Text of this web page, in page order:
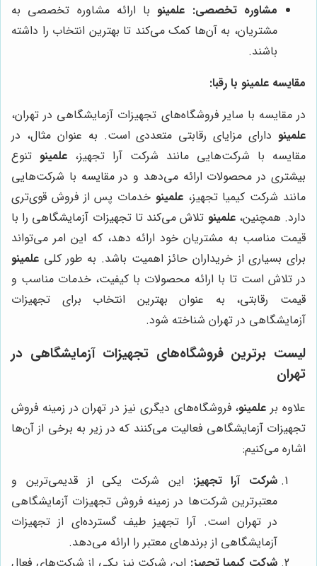
مشاوره تخصصی: علمینو با ارائه مشاوره تخصصی به
مشتریان، به آن‌ها کمک می‌کند تا بهترین انتخاب را داشته
باشند.
مقایسه علمینو با رقبا:
در مقایسه با سایر فروشگاه‌های تجهیزات آزمایشگاهی در تهران،
علمینو دارای مزایای رقابتی متعددی است. به عنوان مثال، در
مقایسه با شرکت‌هایی مانند شرکت آرا تجهیز، علمینو تنوع
بیشتری در محصولات ارائه می‌دهد و در مقایسه با شرکت‌هایی
مانند شرکت کیمیا تجهیز،علمینو خدمات پس از فروش قوی‌تری
دارد. همچنین،علمینو تلاش می‌کند تا تجهیزات آزمایشگاهی را با
قیمت مناسب به مشتریان خود ارائه دهد، که این امر می‌تواند
برای بسیاری از خریداران حائز اهمیت باشد. به طور کلی علمینو
در تلاش است تا با ارائه محصولات با کیفیت، خدمات مناسب و
قیمت رقابتی، به عنوان بهترین انتخاب برای تجهیزات
آزمایشگاهی در تهران شناخته شود.
لیست برترین فروشگاه‌های تجهیزات آزمایشگاهی در
تهران
علاوه بر علمینو، فروشگاه‌های دیگری نیز در تهران در زمینه فروش
تجهیزات آزمایشگاهی فعالیت می‌کنند که در زیر به برخی از آن‌ها
اشاره می‌کنیم:
شرکت آرا تجهیز: این شرکت یکی از قدیمی‌ترین و
معتبرترین شرکت‌ها در زمینه فروش تجهیزات آزمایشگاهی
در تهران است. آرا تجهیز طیف گسترده‌ای از تجهیزات
آزمایشگاهی از برندهای معتبر را ارائه می‌دهد.